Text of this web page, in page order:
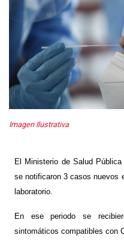
Imagen Ilustrativa
El Ministerio de Salud
se notificaron 3 casos nuevos
laboratorio
En ese periodo se
sintomáticos compatibles con